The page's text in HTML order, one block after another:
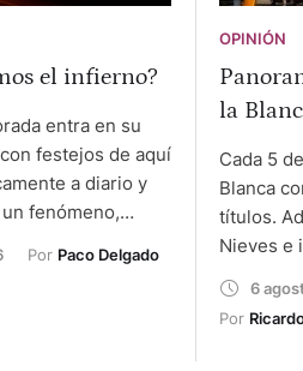
el infierno?
entra en su
festejos de aquí
a diario y
fenómeno,
años mucho más
de lo que sería
Por Paco Delgado
OPINIÓN
la
Cada 5
Blanca
títulos.
Nieves e
Mayor
más
que
6
Por